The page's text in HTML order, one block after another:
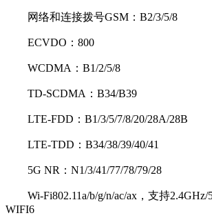
网络和连接拨号GSM：B2/3/5/8
ECVDO：800
WCDMA：B1/2/5/8
TD-SCDMA：B34/B39
LTE-FDD：B1/3/5/7/8/20/28A/28B
LTE-TDD：B34/38/39/40/41
5G NR：N1/3/41/77/78/79/28
Wi-Fi802.11a/b/g/n/ac/ax，支持2.4GHz/
WIFI6